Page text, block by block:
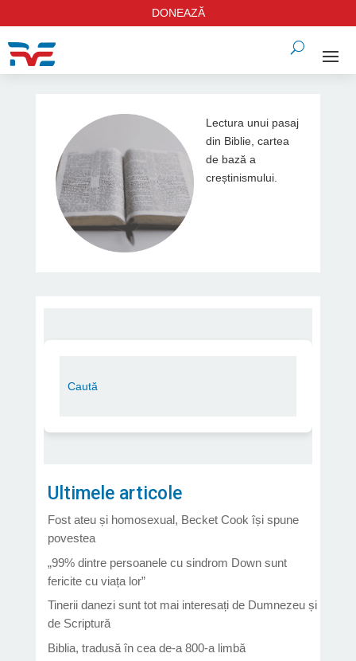
DONEAZĂ
Lectura unui pasaj
din Biblie, cartea
de bază a
creștinismului.
Ultimele articole
Fost ateu și homosexual, Becket Cook își spune
povestea
„99% dintre persoanele cu sindrom Down sunt
fericite cu viața lor”
Tinerii danezi sunt tot mai interesați de Dumnezeu și
de Scriptură
Biblia, tradusă în cea de-a 800-a limbă